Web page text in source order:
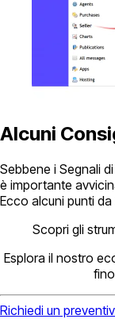
Alcuni
Sebbene i Segnali
è importante
Ecco alcuni punti
Scopri gli
Esplora il nostro
Richiedi un